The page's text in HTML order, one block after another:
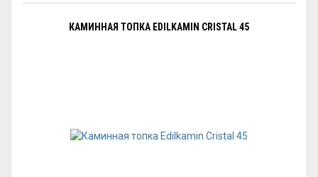
КАМИННАЯ ТОПКА EDILKAMIN CRISTAL 45